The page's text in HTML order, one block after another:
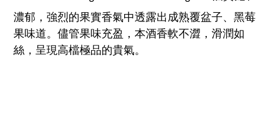
濃郁，強烈的果實香氣中透露出成熟覆盆子、黑莓
果味道。儘管果味充盈，本酒香軟不澀，滑潤如
絲，呈現高檔極品的貴氣。